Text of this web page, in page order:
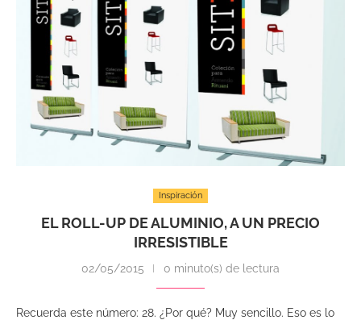
Inspiración
EL ROLL-UP DE ALUMINIO, A UN PRECIO
IRRESISTIBLE
02/05/2015 0 minuto(s) de lectura
Recuerda este número: 28. ¿Por qué? Muy sencillo. Eso es lo